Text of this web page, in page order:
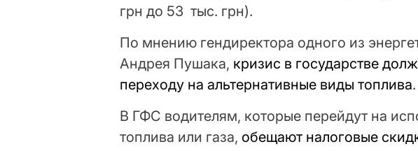
грн до 53 тыс. грн).
По мнению гендиректора одного из
Андрея Пушака, кризис в государстве
переходу на альтернативные виды топлива.
В ГФС водителям, которые перейдут на
топлива или газа, обещают налоговые